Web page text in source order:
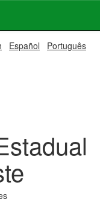
Español Português